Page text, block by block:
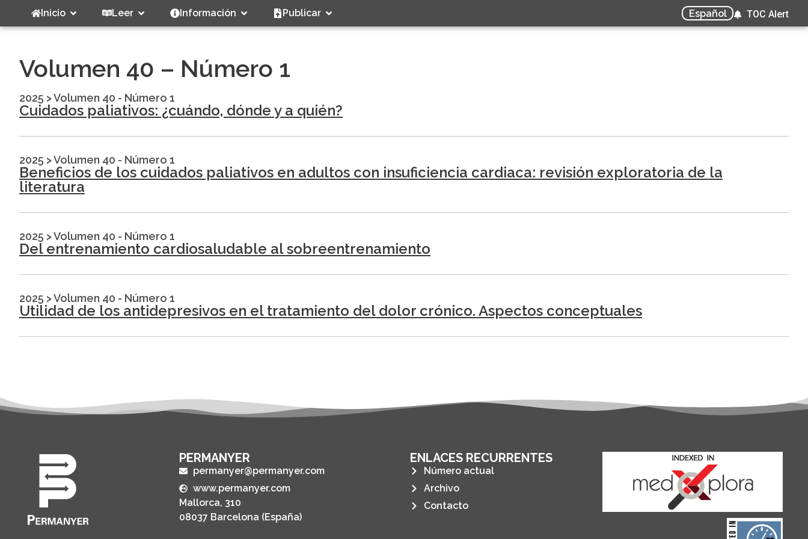
Inicio Leer Información Publicar Español TOC Alert
Volumen 40 – Número 1
2025 >Volumen 40 - Número 1
Cuidados paliativos: ¿cuándo, dónde y a quién?
2025 >Volumen 40 - Número 1
Beneficios de los cuidados paliativos en adultos con insuficiencia cardiaca: revisión exploratoria de la
literatura
2025 >Volumen 40 - Número 1
Del entrenamiento cardiosaludable al sobreentrenamiento
2025 >Volumen 40 - Número 1
Utilidad de los antidepresivos en el tratamiento del dolor crónico. Aspectos conceptuales
PERMANYER
permanyer@permanyer.com
www.permanyer.com
Mallorca, 310
08037 Barcelona (España)
ENLACES RECURRENTES
Número actual
Archivo
Contacto
publications, governed by
and for its stakeholders.